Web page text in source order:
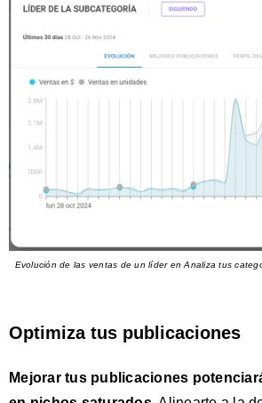
Evolución de las ventas de un líder en Analiza tus
Optimiza tus publicaciones
Mejorar tus publicaciones